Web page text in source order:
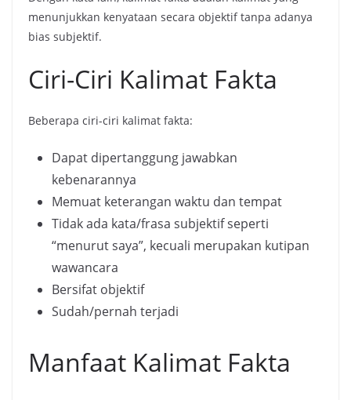
menunjukkan kenyataan secara objektif tanpa adanya
bias subjektif.
Ciri-Ciri Kalimat Fakta
Beberapa ciri-ciri kalimat fakta:
Dapat dipertanggung jawabkan
kebenarannya
Memuat keterangan waktu dan tempat
Tidak ada kata/frasa subjektif seperti
“menurut saya”, kecuali merupakan kutipan
wawancara
Bersifat objektif
Sudah/pernah terjadi
Manfaat Kalimat Fakta